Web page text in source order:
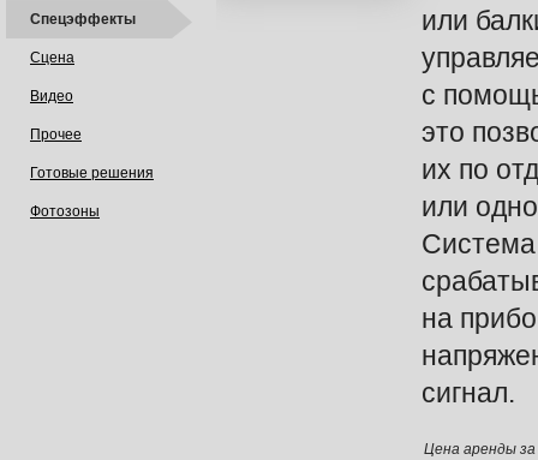
Спецэффекты
Сцена
Видео
Прочее
Готовые решения
Фотозоны
или
с
это
их по
или
на
сигнал.
Цена аренды за